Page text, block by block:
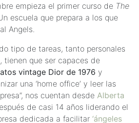
empieza el primer curso de The
escuela que prepara a los que
Angels.
tipo de tareas, tanto personales
tienen que ser capaces de
vintage Dior de 1976 y
una ‘home office’ y leer las
nos cuentan desde Alberta
de casi 14 años liderando el
dedicada a facilitar ‘ángeles